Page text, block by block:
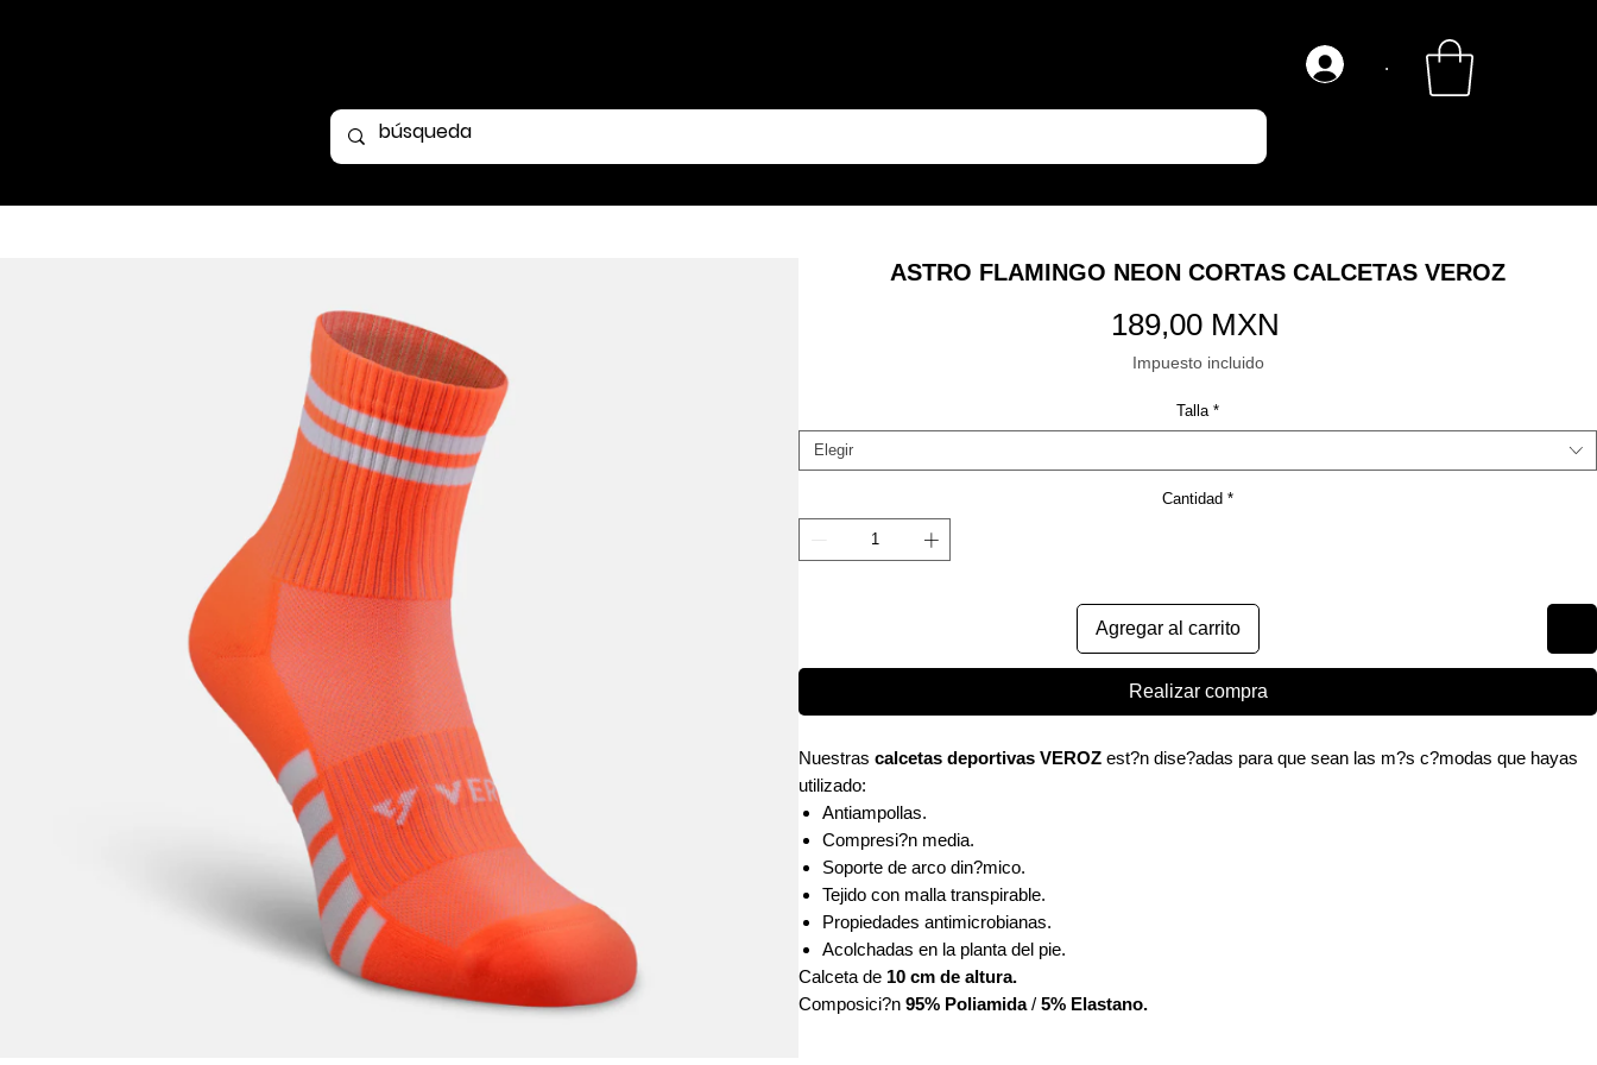
.
ASTRO FLAMINGO NEON CORTAS CALCETAS VEROZ
189,00 MXN
Impuesto incluido
Talla *
Elegir
Cantidad *
Agregar al carrito
Realizar compra
Nuestras calcetas deportivas VEROZ est?n dise?adas para que sean las m?s c?modas que hayas
utilizado:
Antiampollas.
Compresi?n media.
Soporte de arco din?mico.
Tejido con malla transpirable.
Propiedades antimicrobianas.
Acolchadas en la planta del pie.
Calceta de 10 cm de altura.
Composici?n 95% Poliamida/ 5% Elastano.